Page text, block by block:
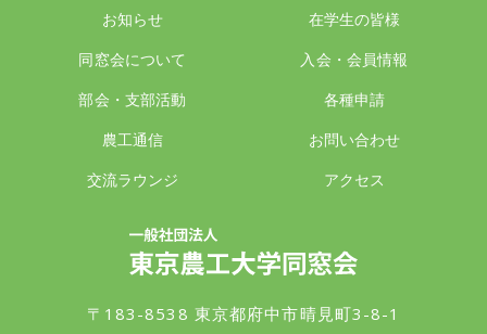
お知らせ
同窓会について
部会・支部活動
農工通信
交流ラウンジ
在学生の皆様
入会・会員情報
各種申請
お問い合わせ
アクセス
〒183-8538 東京都府中市晴見町3-8-1